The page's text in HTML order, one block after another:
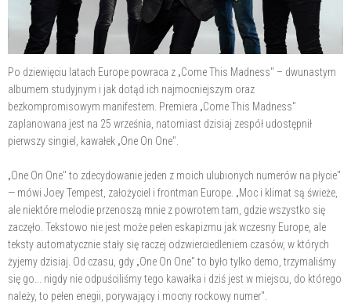
Po dziewięciu latach Europe powraca z „Come This Madness" – dwunastym
albumem studyjnym i jak dotąd ich najmocniejszym oraz
bezkompromisowym manifestem. Premiera „Come This Madness"
zaplanowana jest na 25 września, natomiast dzisiaj zespół udostępnił
pierwszy singiel, kawałek „One On One".
„One On One" to zdecydowanie jeden z moich ulubionych numerów na płycie"
— mówi Joey Tempest, założyciel i frontman Europe. „Moc i klimat są świeże,
ale niektóre melodie przenoszą mnie z powrotem tam, gdzie wszystko się
zaczęło. Tekstowo nie jest może pełen eskapizmu jak wczesny Europe, ale
teksty automatycznie stały się raczej odzwierciedleniem czasów, w których
żyjemy dzisiaj. Od czasu, gdy „One On One" to było tylko demo, trzymaliśmy
się go... nigdy nie odpuściliśmy tego kawałka i dziś jest w miejscu, do którego
należy, to pełen enegii, porywający i mocny rockowy numer".